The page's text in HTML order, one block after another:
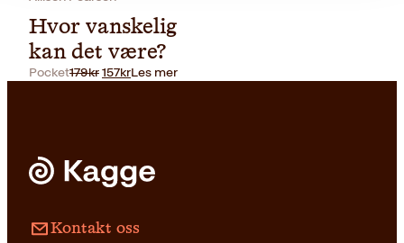
Hvor vanskelig
kan det være?
Pocket179krOpprinnelig
157krNåværende
Les mer
Kontakt oss